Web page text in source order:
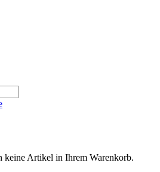
keine Artikel in Ihrem Warenkorb.